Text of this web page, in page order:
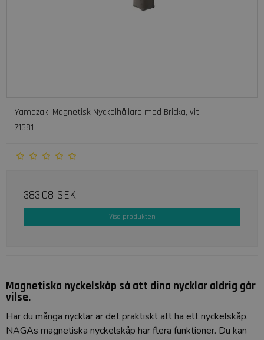
Yamazaki Magnetisk Nyckelhållare med Bricka, vit
71681
383,08 SEK
Visa produkten
Magnetiska nyckelskåp så att dina nycklar aldrig går
vilse.
Har du många nycklar är det praktiskt att ha ett nyckelskåp.
NAGAs magnetiska nyckelskåp har flera funktioner. Du kan